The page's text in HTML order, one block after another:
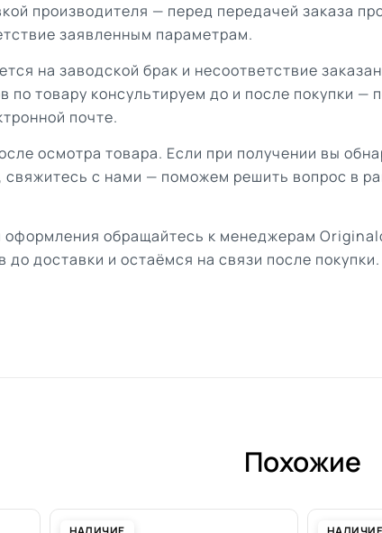
производителя — перед передачей заказа
заявленным параметрам.
на заводской брак и несоответствие
по товару консультируем до и после покупки —
почте.
осмотра товара. Если при получении вы
свяжитесь с нами — поможем решить вопрос в
оформления обращайтесь к менеджерам
до доставки и остаёмся на связи после покупки.
Похожие